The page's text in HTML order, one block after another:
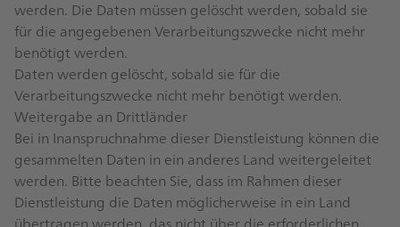
werden. Die Daten müssen gelöscht werden, sobald sie
für die angegebenen Verarbeitungszwecke nicht mehr
benötigt werden.
Daten werden gelöscht, sobald sie für die
Verarbeitungszwecke nicht mehr benötigt werden.
Weitergabe an Drittländer
Bei in Inanspruchnahme dieser Dienstleistung können die
gesammelten Daten in ein anderes Land weitergeleitet
werden. Bitte beachten Sie, dass im Rahmen dieser
Dienstleistung die Daten möglicherweise in ein Land
übertragen werden, das nicht über die erforderlichen